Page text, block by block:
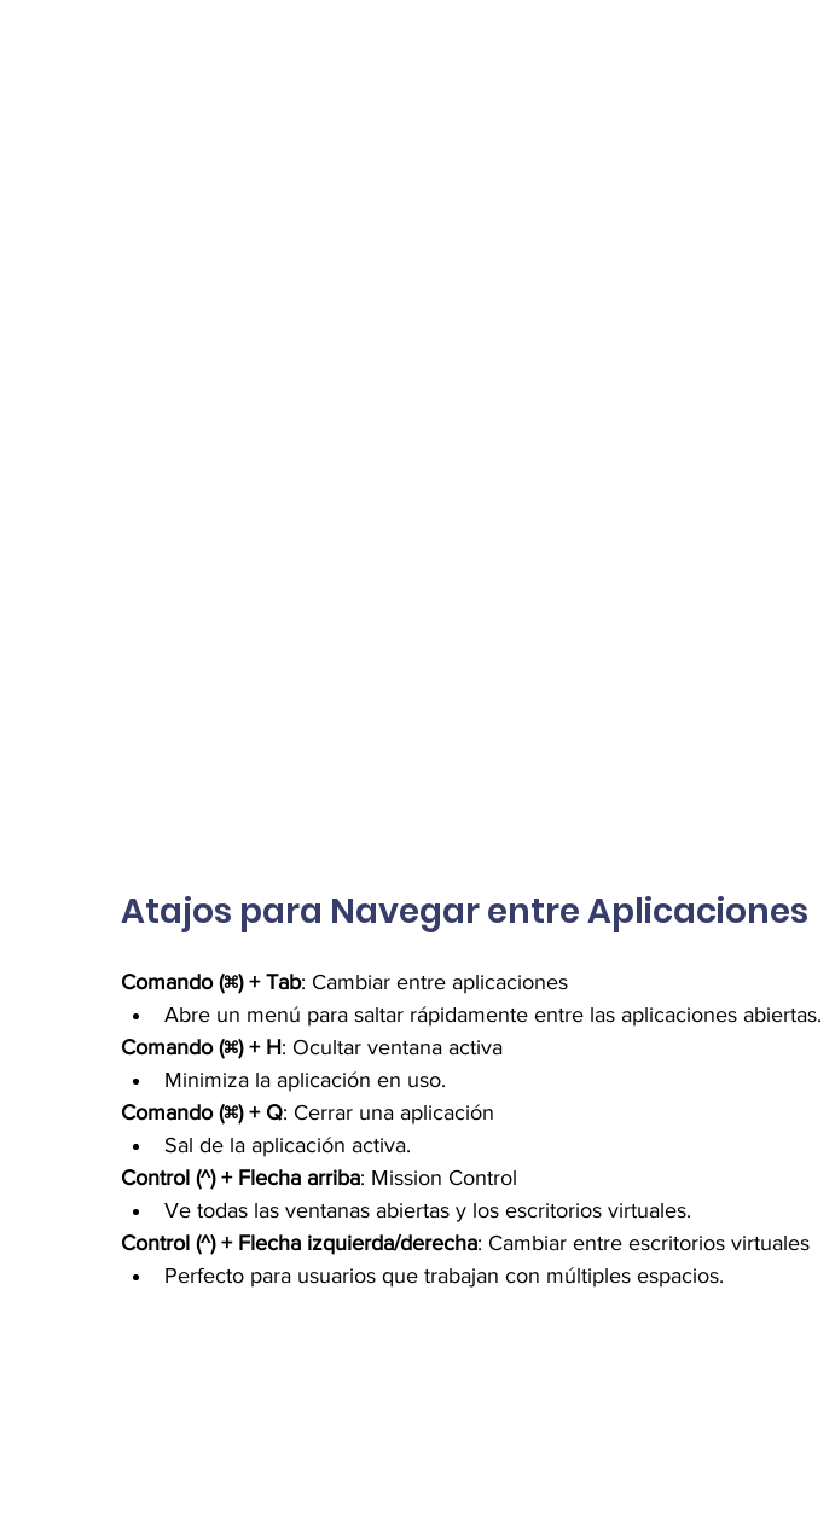
Atajos para Navegar entre Aplicaciones
Comando (⌘) + Tab: Cambiar entre aplicaciones
Abre un menú para saltar rápidamente entre las aplicaciones abiertas.
Comando (⌘) + H: Ocultar ventana activa
Minimiza la aplicación en uso.
Comando (⌘) + Q: Cerrar una aplicación
Sal de la aplicación activa.
Control (^) + Flecha arriba: Mission Control
Ve todas las ventanas abiertas y los escritorios virtuales.
Control (^) + Flecha izquierda/derecha: Cambiar entre escritorios virtuales
Perfecto para usuarios que trabajan con múltiples espacios.